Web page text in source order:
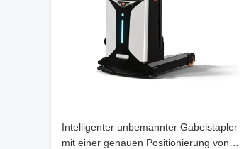
Intelligenter unbemannter Gabelstapler
mit einer genauen Positionierung von